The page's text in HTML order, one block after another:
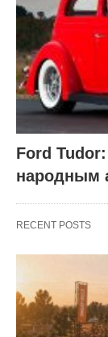
Ford
народным
RECENT POSTS